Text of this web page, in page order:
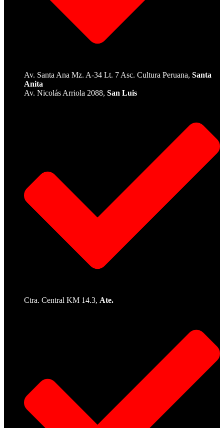
Av. Santa Ana Mz. A-34 Lt. 7 Asc. Cultura Peruana, Santa
Anita
Av. Nicolás Arriola 2088, San Luis
Ctra. Central KM 14.3, Ate.